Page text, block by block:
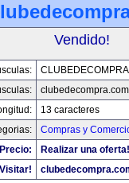
Vendido!
clubedecompra.com
13 caracteres
Compras y
Precio:
Realizar una oferta!
Visitar!